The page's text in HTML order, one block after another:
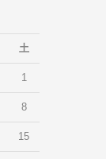
土
1
8
15